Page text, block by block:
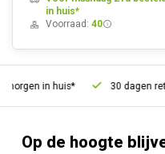
in huis*
Voorraad: 40
in huis* 30 dagen
Op de hoogte